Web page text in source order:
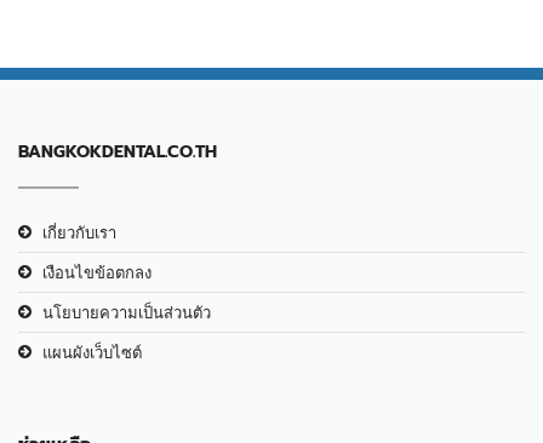
BANGKOKDENTAL.CO.TH
เกี่ยวกับเรา
เงือนไขข้อตกลง
นโยบายความเป็นส่วนตัว
แผนผังเว็บไซต์